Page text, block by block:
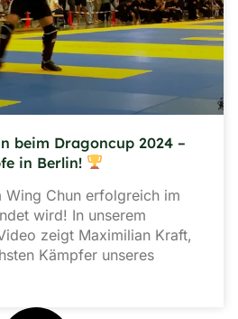
beim Dragoncup 2024 –
in Berlin!
Wing Chun erfolgreich im
wird! In unserem
zeigt Maximilian Kraft,
Kämpfer unseres